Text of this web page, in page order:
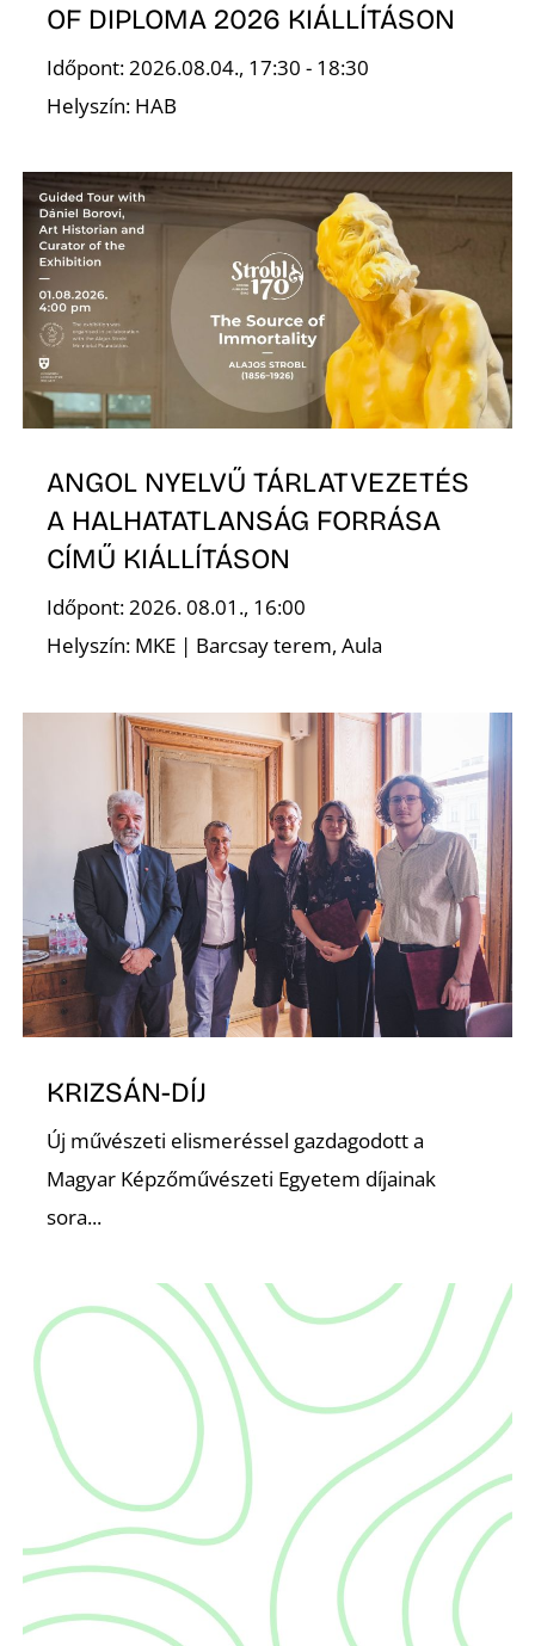
OF DIPLOMA 2026 KIÁLLÍTÁSON
Időpont: 2026.08.04., 17:30 - 18:30
Helyszín: HAB
ANGOL NYELVŰ TÁRLATVEZETÉS
A HALHATATLANSÁG FORRÁSA
CÍMŰ KIÁLLÍTÁSON
Időpont: 2026. 08.01., 16:00
Helyszín: MKE | Barcsay terem, Aula
KRIZSÁN-DÍJ
Új művészeti elismeréssel gazdagodott a
Magyar Képzőművészeti Egyetem díjainak
sora...